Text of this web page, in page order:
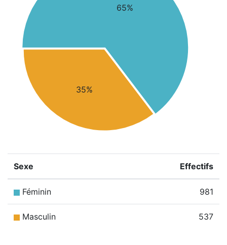
65%
35%
Sexe Effectifs
Féminin 981
Masculin 537